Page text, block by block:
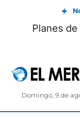
Planes
Domingo, 9 de